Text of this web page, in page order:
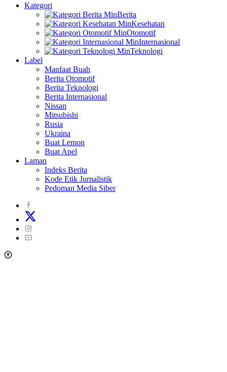
Kategori
Berita
Kesehatan
Otomotif
Internasional
Teknologi
Label
Manfaat Buah
Berita Otomotif
Berita Teknologi
Berita Internasional
Nissan
Mitsubishi
Rusia
Ukraina
Buat Lemon
Buat Apel
Laman
Indeks Berita
Kode Etik Jurnalistik
Pedoman Media Siber